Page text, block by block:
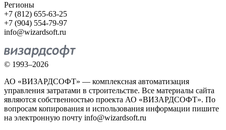
Регионы
+7 (812) 655-63-25
+7 (904) 554-79-97
info@wizardsoft.ru
© 1993–2026
АО «ВИЗАРДСОФТ» — комплексная автоматизация
управления затратами в строительстве. Все материалы сайта
являются собственностью проекта АО «ВИЗАРДСОФТ». По
вопросам копирования и использования информации пишите
на электронную почту info@wizardsoft.ru